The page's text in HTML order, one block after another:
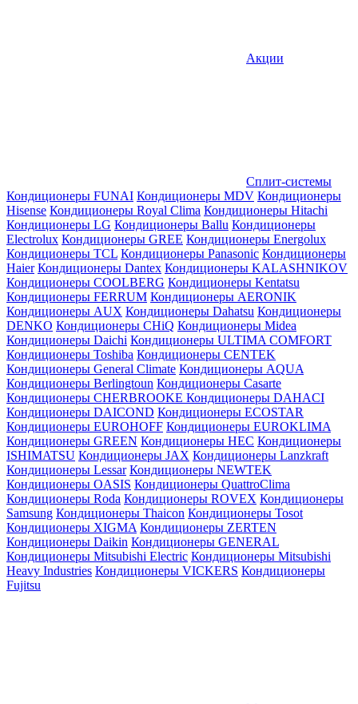
Акции
Сплит-системы
Кондиционеры FUNAI Кондиционеры MDV Кондиционеры
Hisense Кондиционеры Royal Clima Кондиционеры Hitachi
Кондиционеры LG Кондиционеры Ballu Кондиционеры
Electrolux Кондиционеры GREE Кондиционеры Energolux
Кондиционеры TCL Кондиционеры Panasonic Кондиционеры
Haier Кондиционеры Dantex Кондиционеры KALASHNIKOV
Кондиционеры СOOLBERG Кондиционеры Kentatsu
Кондиционеры FERRUM Кондиционеры AERONIK
Кондиционеры AUX Кондиционеры Dahatsu Кондиционеры
DENKO Кондиционеры CHiQ Кондиционеры Midea
Кондиционеры Daichi Кондиционеры ULTIMA COMFORT
Кондиционеры Toshiba Кондиционеры CENTEK
Кондиционеры General Climate Кондиционеры AQUA
Кондиционеры Berlingtoun Кондиционеры Casarte
Кондиционеры CHERBROOKE Кондиционеры DAHACI
Кондиционеры DAICOND Кондиционеры ECOSTAR
Кондиционеры EUROHOFF Кондиционеры EUROKLIMA
Кондиционеры GREEN Кондиционеры HEC Кондиционеры
ISHIMATSU Кондиционеры JAX Кондиционеры Lanzkraft
Кондиционеры Lessar Кондиционеры NEWTEK
Кондиционеры OASIS Кондиционеры QuattroClima
Кондиционеры Roda Кондиционеры ROVEX Кондиционеры
Samsung Кондиционеры Thaicon Кондиционеры Tosot
Кондиционеры XIGMA Кондиционеры ZERTEN
Кондиционеры Daikin Кондиционеры GENERAL
Кондиционеры Mitsubishi Electric Кондиционеры Mitsubishi
Heavy Industries Кондиционеры VICKERS Кондиционеры
Fujitsu